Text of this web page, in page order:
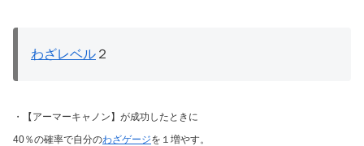
わざレベル ２
・【アーマーキャノン】が成功したときに
40％の確率で自分のわざゲージを１増やす。